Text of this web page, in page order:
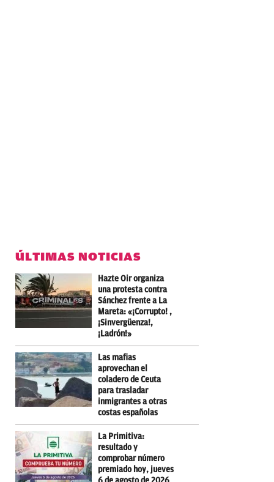
ÚLTIMAS NOTICIAS
Hazte Oir organiza
una protesta contra
Sánchez frente a La
Mareta: «¡Corrupto! ,
¡Sinvergüenza!,
¡Ladrón!»
Las mafias
aprovechan el
coladero de Ceuta
para trasladar
inmigrantes a otras
costas españolas
La Primitiva:
resultado y
comprobar número
premiado hoy, jueves